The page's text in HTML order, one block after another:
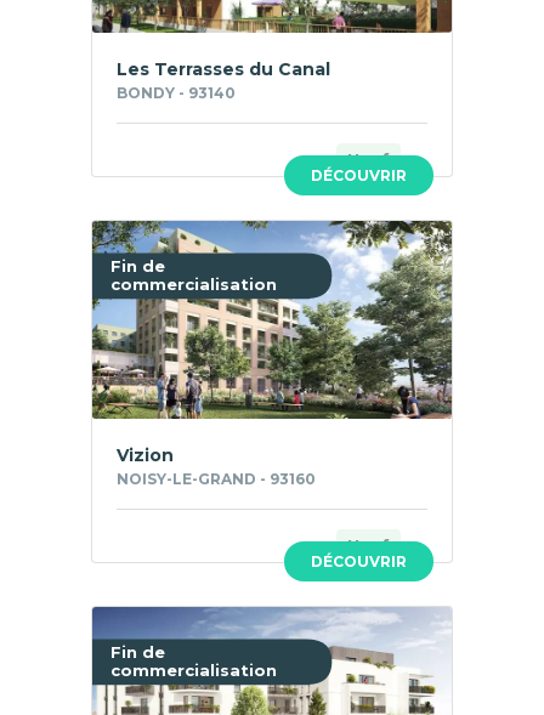
DÉCOUVRIR
Les Terrasses du Canal
BONDY - 93140
Neuf
Fin de
commercialisation
DÉCOUVRIR
Vizion
NOISY-LE-GRAND - 93160
Neuf
Fin de
commercialisation